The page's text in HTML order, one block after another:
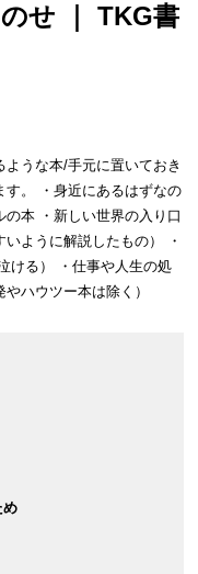
せ ｜ TKG書
うな本/手元に置いておき
す。 ・身近にあるはずなの
本 ・新しい世界の入り口
ように解説したもの） ・
ける） ・仕事や人生の処
ハウツー本は除く）
め